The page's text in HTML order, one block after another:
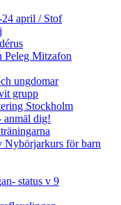
april / Stof
Peleg Mitzafon
ungdomar
grupp
Stockholm
anmäl dig!
Nybörjarkurs för barn
status v 9